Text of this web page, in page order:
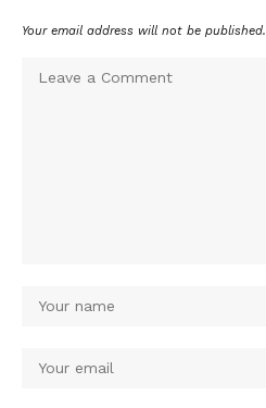
Your email address will not be published.